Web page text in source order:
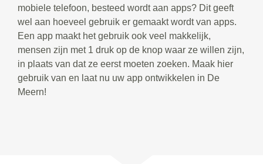
mobiele telefoon, besteed wordt aan apps? Dit geeft
wel aan hoeveel gebruik er gemaakt wordt van apps.
Een app maakt het gebruik ook veel makkelijk,
mensen zijn met 1 druk op de knop waar ze willen zijn,
in plaats van dat ze eerst moeten zoeken. Maak hier
gebruik van en laat nu uw app ontwikkelen in De
Meern!